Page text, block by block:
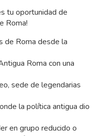
tu oportunidad de
Roma!
de Roma desde la
Roma con una
sede de legendarias
la política antigua dio
en grupo reducido o